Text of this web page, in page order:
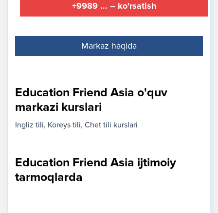
+9989 ... – ko'rsatish
Markaz haqida
Education Friend Asia o'quv
markazi kurslari
Ingliz tili Koreys tili Chet tili kurslari
Education Friend Asia ijtimoiy
tarmoqlarda